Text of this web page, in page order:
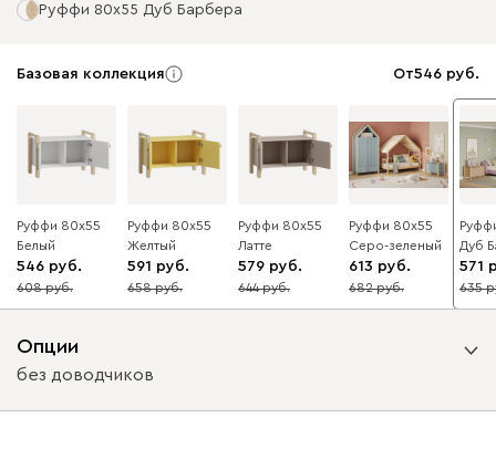
Руффи 80x55 Дуб Барбера
Базовая коллекция От546
Руффи 80x55
Белый
546
10
608
Руффи 80x55
Желтый
591
10
658
Руффи 80x55
Латте
579
10
644
Руффи 80x55
Серо-зеленый
613
10
682
Дуб
571
10
635
Опции
без доводчиков